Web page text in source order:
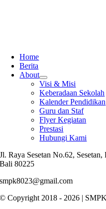
Home
Berita
About
Visi & Misi
Keberadaan Sekolah
Kalender Pendidikan
Guru dan Staf
Flyer Kegiatan
Prestasi
Hubungi Kami
Jl. Raya Sesetan No.62,
Bali 80225
smpk8023@gmail.com
© Copyright 2018 - 2026 |